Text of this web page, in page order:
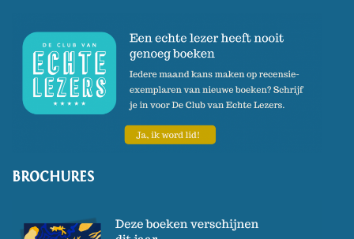
BROCHURES